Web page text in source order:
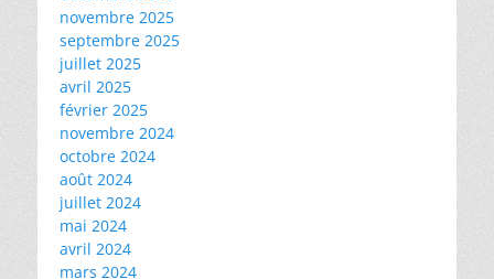
novembre 2025
septembre 2025
juillet 2025
avril 2025
février 2025
novembre 2024
octobre 2024
août 2024
juillet 2024
mai 2024
avril 2024
mars 2024